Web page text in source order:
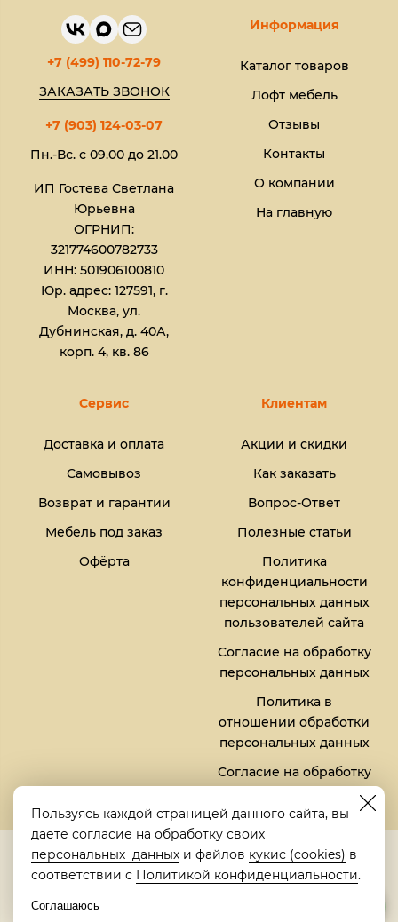
+7 (499) 110-72-79
ЗАКАЗАТЬ ЗВОНОК
+7 (903) 124-03-07
Пн.-Вс. с 09.00 до 21.00
ИП Гостева Светлана
Юрьевна​
ОГРНИП:
321774600782733
ИНН: 501906100810
Юр. адрес: 127591, г.
Москва, ул.
Дубнинская, д. 40А,
корп. 4, кв. 86
Информация
Каталог товаров
Лофт мебель
Отзывы
Контакты
О компании
На главную
Сервис
Доставка и оплата
Самовывоз
Возврат и гарантии
Мебель под заказ
Офёрта
Клиентам
Акции и скидки
Как заказать
Вопрос-Ответ
Полезные статьи
Политика
конфиденциальности
персональных данных
пользователей сайта
Согласие на обработку
персональных данных
Политика в
отношении обработки
персональных данных
Согласие на обработку
файлов кукис (cookies)
5,0
Рейтинг в Яндексе
Пользуясь каждой страницей данного сайта, вы
даете согласие на обработку своих
персональных данных и файлов кукис (cookies) в
соответствии с Политикой конфиденциальности.
Соглашаюсь